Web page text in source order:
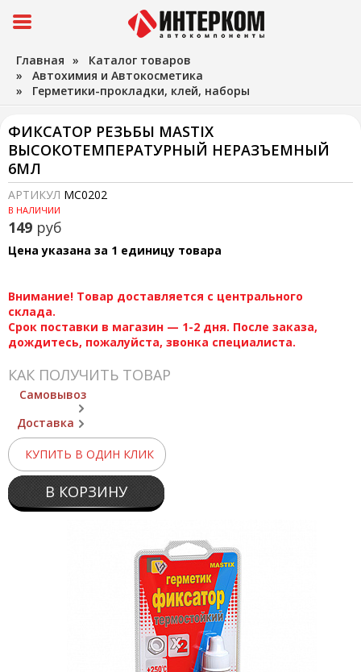
Главная » Каталог товаров
» Автохимия и Автокосметика
» Герметики-прокладки, клей, наборы
ФИКСАТОР РЕЗЬБЫ MASTIX
ВЫСОКОТЕМПЕРАТУРНЫЙ НЕРАЗЪЕМНЫЙ
6МЛ
АРТИКУЛ MC0202
В НАЛИЧИИ
149 руб
Цена указана за 1 единицу товара
Внимание! Товар доставляется с центрального
склада.
Срок поставки в магазин — 1-2 дня. После заказа,
дождитесь, пожалуйста, звонка специалиста.
КАК ПОЛУЧИТЬ ТОВАР
Самовывоз
Доставка
КУПИТЬ В ОДИН КЛИК
В КОРЗИНУ